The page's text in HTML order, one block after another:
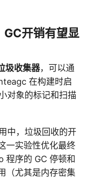
GC开销有望显
圾收集器，可以通
在构建时启
对象的标记和扫描
中，垃圾回收的开
一实验性优化最终
程序的 GC 停顿和
（尤其是内存密集